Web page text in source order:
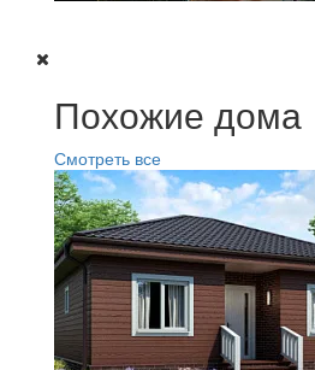
Похожие дома
Смотреть все